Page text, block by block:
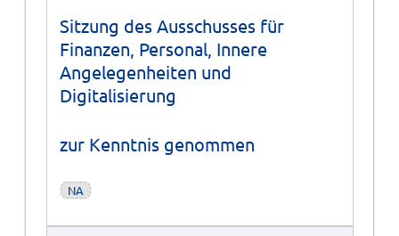
Sitzung des Ausschusses für
Finanzen, Personal, Innere
Angelegenheiten und
Digitalisierung
zur Kenntnis genommen
NA